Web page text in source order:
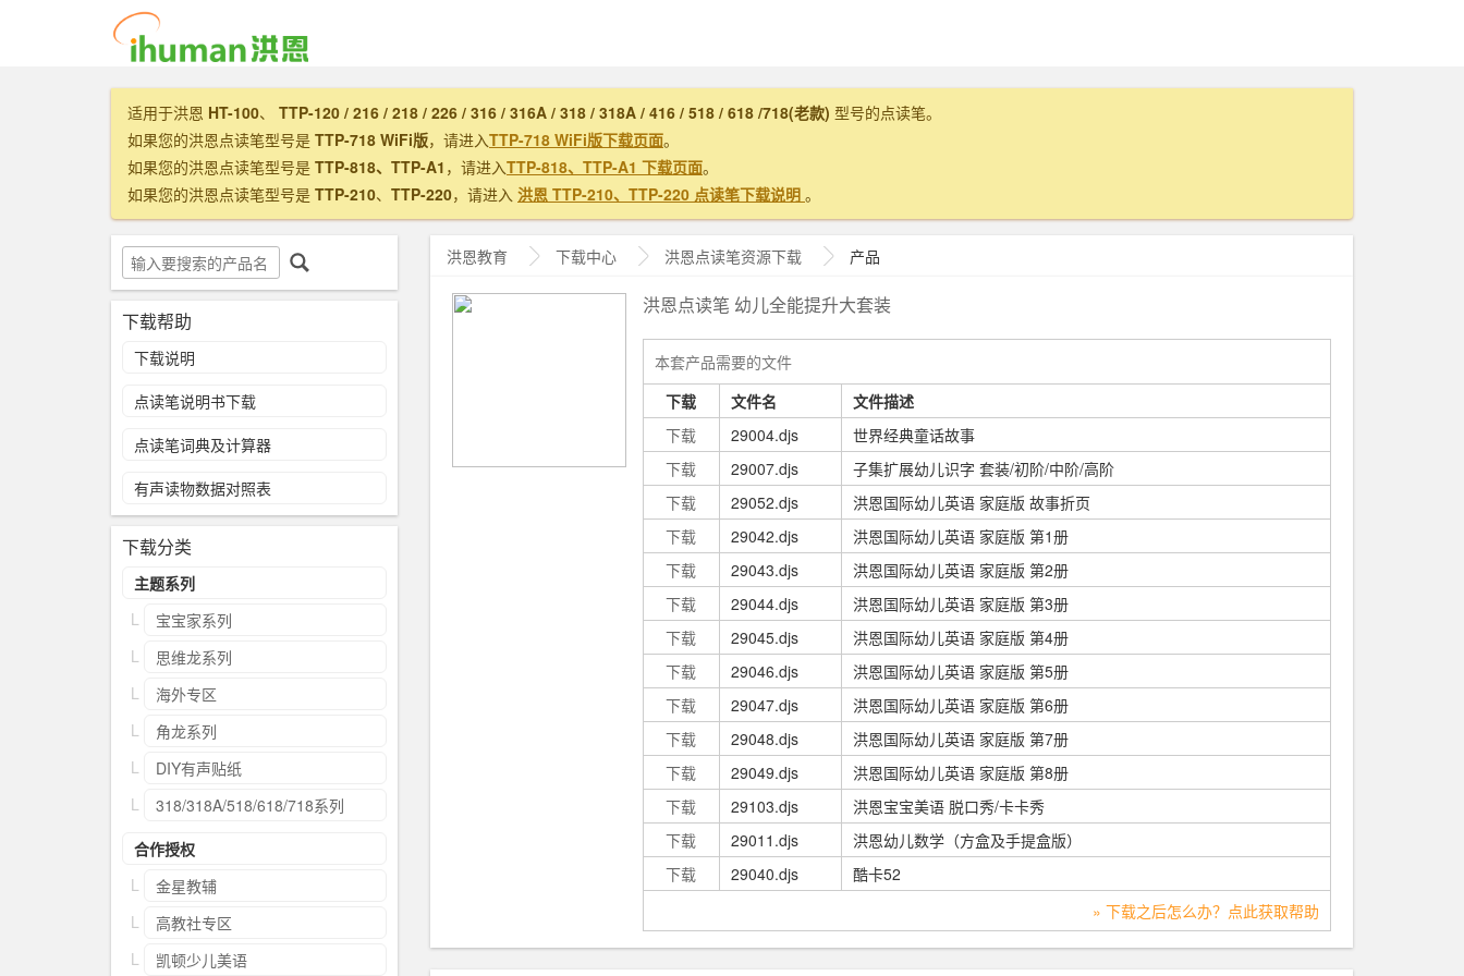
适用于洪恩 HT-100、 TTP-120 / 216 / 218 / 226 / 316 / 316A / 318 / 318A / 416 / 518 / 618 /718(老款) 型号的点读笔。
如果您的洪恩点读笔型号是 TTP-718 WiFi版，请进入TTP-718 WiFi版下载页面。
如果您的洪恩点读笔型号是 TTP-818、TTP-A1 ，请进入TTP-818、TTP-A1 下载页面。
如果您的洪恩点读笔型号是 TTP-210、 TTP-220，请进入 洪恩 TTP-210、TTP-220 点读笔下载说明 。
洪恩教育 下载中心 洪恩点读笔资源下载 产品
洪恩点读笔 幼儿全能提升大套装
本套产品需要的文件
下载
文件名
文件描述
下载
29004.djs
世界经典童话故事
下载
29007.djs
子集扩展幼儿识字 套装/初阶/中阶/高阶
下载
29052.djs
洪恩国际幼儿英语 家庭版 故事折页
下载
29042.djs
洪恩国际幼儿英语 家庭版 第1册
下载
29043.djs
洪恩国际幼儿英语 家庭版 第2册
下载
29044.djs
洪恩国际幼儿英语 家庭版 第3册
下载
29045.djs
洪恩国际幼儿英语 家庭版 第4册
下载
29046.djs
洪恩国际幼儿英语 家庭版 第5册
下载
29047.djs
洪恩国际幼儿英语 家庭版 第6册
下载
29048.djs
洪恩国际幼儿英语 家庭版 第7册
下载
29049.djs
洪恩国际幼儿英语 家庭版 第8册
下载
29103.djs
洪恩宝宝美语 脱口秀/卡卡秀
下载
29011.djs
洪恩幼儿数学（方盒及手提盒版）
下载
29040.djs
酷卡52
» 下载之后怎么办？点此获取帮助
下载帮助
下载说明
点读笔说明书下载
点读笔词典及计算器
有声读物数据对照表
下载分类
主题系列
宝宝家系列
思维龙系列
海外专区
角龙系列
DIY有声贴纸
318/318A/518/618/718系列
合作授权
金星教辅
高教社专区
凯顿少儿美语